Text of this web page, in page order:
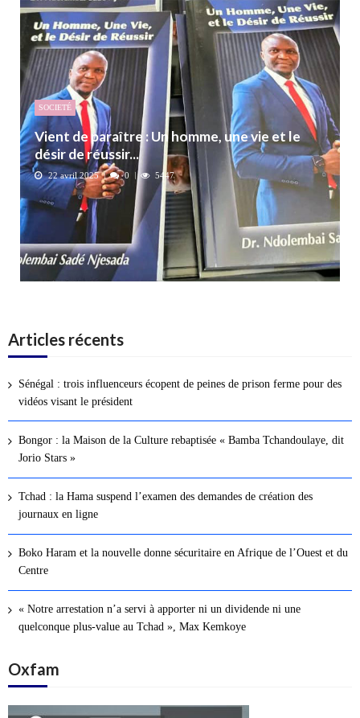
SOCIETÉ
Vient de paraître : Un homme, une vie et le
désir de réussir...
22 avril 2025 0 5447
Articles récents
Sénégal : trois influenceurs écopent de peines de prison ferme pour des
vidéos visant le président
Bongor : la Maison de la Culture rebaptisée « Bamba Tchandoulaye, dit
Jorio Stars »
Tchad : la Hama suspend l’examen des demandes de création des
journaux en ligne
Boko Haram et la nouvelle donne sécuritaire en Afrique de l’Ouest et du
Centre
« Notre arrestation n’a servi à apporter ni un dividende ni une
quelconque plus-value au Tchad », Max Kemkoye
Oxfam